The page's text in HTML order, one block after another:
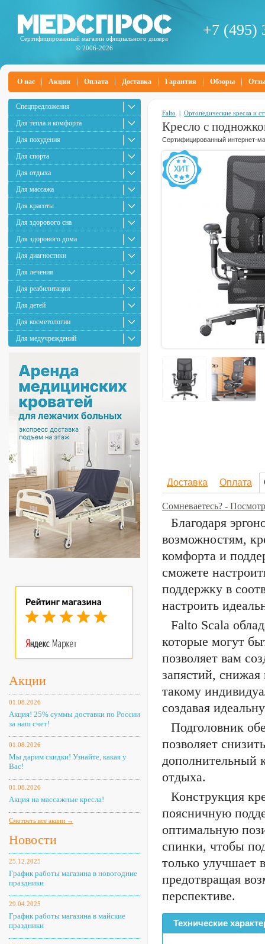
Сертифицированный магазин официального дилера
© 2006-2026
+7 (495)
О нас Акции Оплата Доставка Гарантия Обзоры
Спецпредложения
Для тепла и комфорта
Для похудения
Для спорта
Для отдыха
Для массажа
Для красоты
Для здорового сна
Для здорового дома
Для диагностики
Для лечения
Для реабилитации
Для детей
Для косметологии
Для медучреждений
Акции
01.08.2026
Акция! 25% суммы доставки по России
за наш счет!
01.08.2026
Мы дарим скидки! Узнайте, какая у
Вас!
01.08.2026
Акция на массажные кресла!
Смотреть все акции →
Новости
25.12.2025
График работы магазина в новогодние
праздники
29.04.2025
График работы магазина в майские
праздники
Falto | Ортопедические кресла и
Кресло с
Сертифицированный интернет-
Доставка Оплата
Сомневаетесь? -
Благодаря
возможностям,
комфорта и
сможете
поддержку в
настроить
Falto Scala
которые могут
позволяет вам
запястий, снижая
такому
создавая
Подголовник
позволяет
дополнительный
отдыха.
Конструкция
поясничную
оптимальную
спинки, чтобы
только улучшает
предотвращая
перспективе.
Технические